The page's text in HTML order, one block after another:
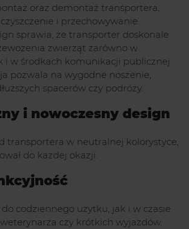
oraz demontaż transportera,
i przechowywanie.
sprawia, że transporter doskonale
zwierząt zarówno w
i w środkach komunikacji publicznej.
pozwala na wygodne noszenie,
spacerów czy podróży.
i nowoczesny design
transportera w neutralnej kolorystyce,
do każdej okazji.
codziennego użytku, jak i w czasie
czy krótkich wyjazdów.